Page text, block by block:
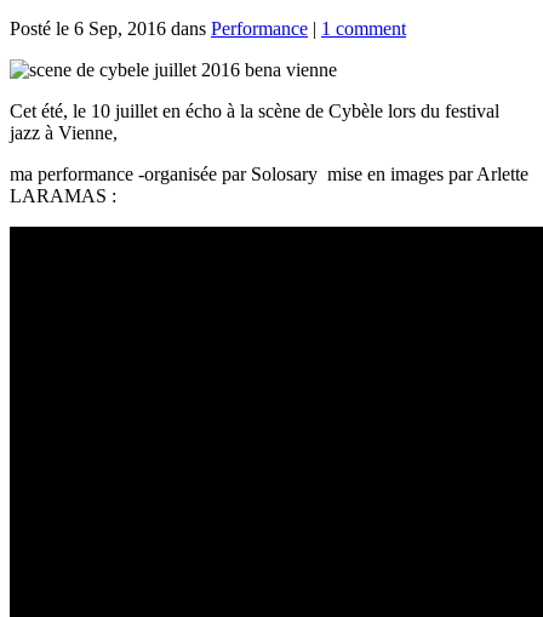
Posté le 6 Sep, 2016 dans Performance | 1 comment
Cet été, le 10 juillet en écho à la scène de Cybèle lors du festival
jazz à Vienne,
ma performance -organisée par Solosary mise en images par Arlette
LARAMAS :